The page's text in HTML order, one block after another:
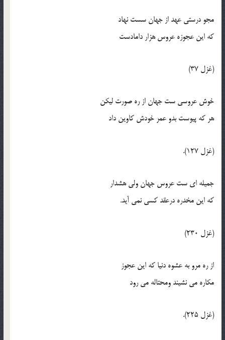
مجو درستي عهد از جهان سست نهاد
که اين عجوزه عروس هزار دامادست
(غزل 37)
خوش عروسي ست جهان از ره صورت ليکن
هر که پيوست بدو عمر خودش کاوين داد
(غزل 127).
جميله اي ست عروس جهان ولي هشدار
که اين مخدره درعقد کسي نمي آيد.
(غزل 230)
از ره مرو به عشوه دنيا که اين عجوز
مکاره مي نشيند ومحتاله مي رود
(غزل 225).